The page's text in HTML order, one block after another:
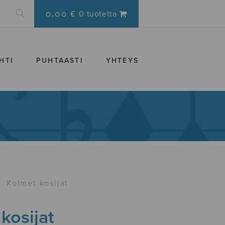
0.00 € 0 tuotetta
PUHTAASTI YHTEYS
Kolmet kosijat